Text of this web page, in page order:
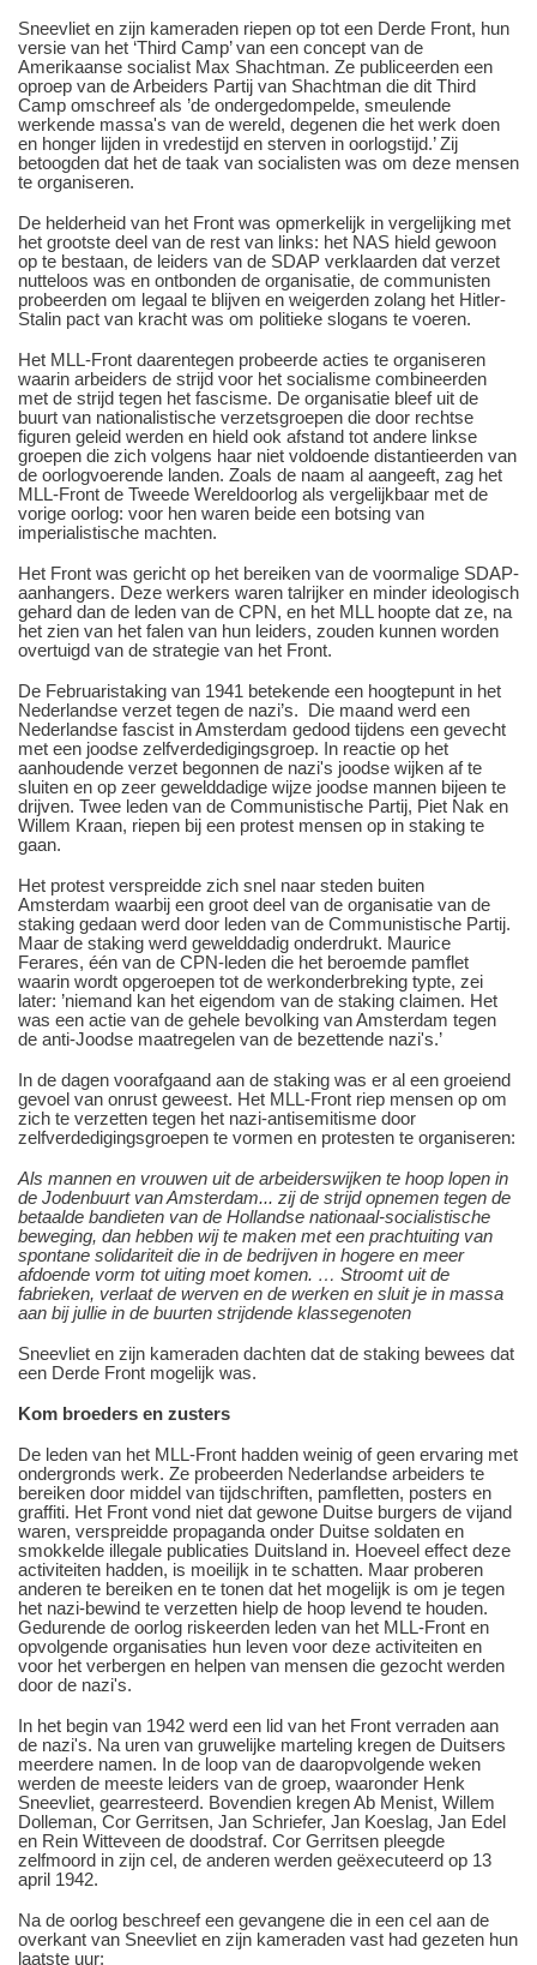
Sneevliet en zijn kameraden riepen op tot een Derde Front, hun
versie van het ‘Third Camp’ van een concept van de
Amerikaanse socialist Max Shachtman. Ze publiceerden een
oproep van de Arbeiders Partij van Shachtman die dit Third
Camp omschreef als ’de ondergedompelde, smeulende
werkende massa's van de wereld, degenen die het werk doen
en honger lijden in vredestijd en sterven in oorlogstijd.’ Zij
betoogden dat het de taak van socialisten was om deze mensen
te organiseren.
De helderheid van het Front was opmerkelijk in vergelijking met
het grootste deel van de rest van links: het NAS hield gewoon
op te bestaan, de leiders van de SDAP verklaarden dat verzet
nutteloos was en ontbonden de organisatie, de communisten
probeerden om legaal te blijven en weigerden zolang het Hitler-
Stalin pact van kracht was om politieke slogans te voeren.
Het MLL-Front daarentegen probeerde acties te organiseren
waarin arbeiders de strijd voor het socialisme combineerden
met de strijd tegen het fascisme. De organisatie bleef uit de
buurt van nationalistische verzetsgroepen die door rechtse
figuren geleid werden en hield ook afstand tot andere linkse
groepen die zich volgens haar niet voldoende distantieerden van
de oorlogvoerende landen. Zoals de naam al aangeeft, zag het
MLL-Front de Tweede Wereldoorlog als vergelijkbaar met de
vorige oorlog: voor hen waren beide een botsing van
imperialistische machten.
Het Front was gericht op het bereiken van de voormalige SDAP-
aanhangers. Deze werkers waren talrijker en minder ideologisch
gehard dan de leden van de CPN, en het MLL hoopte dat ze, na
het zien van het falen van hun leiders, zouden kunnen worden
overtuigd van de strategie van het Front.
De Februaristaking van 1941 betekende een hoogtepunt in het
Nederlandse verzet tegen de nazi’s. Die maand werd een
Nederlandse fascist in Amsterdam gedood tijdens een gevecht
met een joodse zelfverdedigingsgroep. In reactie op het
aanhoudende verzet begonnen de nazi's joodse wijken af te
sluiten en op zeer gewelddadige wijze joodse mannen bijeen te
drijven. Twee leden van de Communistische Partij, Piet Nak en
Willem Kraan, riepen bij een protest mensen op in staking te
gaan.
Het protest verspreidde zich snel naar steden buiten
Amsterdam waarbij een groot deel van de organisatie van de
staking gedaan werd door leden van de Communistische Partij.
Maar de staking werd gewelddadig onderdrukt. Maurice
Ferares, één van de CPN-leden die het beroemde pamflet
waarin wordt opgeroepen tot de werkonderbreking typte, zei
later: ’niemand kan het eigendom van de staking claimen. Het
was een actie van de gehele bevolking van Amsterdam tegen
de anti-Joodse maatregelen van de bezettende nazi's.’
In de dagen voorafgaand aan de staking was er al een groeiend
gevoel van onrust geweest. Het MLL-Front riep mensen op om
zich te verzetten tegen het nazi-antisemitisme door
zelfverdedigingsgroepen te vormen en protesten te organiseren:
Als mannen en vrouwen uit de arbeiderswijken te hoop lopen in
de Jodenbuurt van Amsterdam... zij de strijd opnemen tegen de
betaalde bandieten van de Hollandse nationaal-socialistische
beweging, dan hebben wij te maken met een prachtuiting van
spontane solidariteit die in de bedrijven in hogere en meer
afdoende vorm tot uiting moet komen. … Stroomt uit de
fabrieken, verlaat de werven en de werken en sluit je in massa
aan bij jullie in de buurten strijdende klassegenoten
Sneevliet en zijn kameraden dachten dat de staking bewees dat
een Derde Front mogelijk was.
Kom broeders en zusters
De leden van het MLL-Front hadden weinig of geen ervaring met
ondergronds werk. Ze probeerden Nederlandse arbeiders te
bereiken door middel van tijdschriften, pamfletten, posters en
graffiti. Het Front vond niet dat gewone Duitse burgers de vijand
waren, verspreidde propaganda onder Duitse soldaten en
smokkelde illegale publicaties Duitsland in. Hoeveel effect deze
activiteiten hadden, is moeilijk in te schatten. Maar proberen
anderen te bereiken en te tonen dat het mogelijk is om je tegen
het nazi-bewind te verzetten hielp de hoop levend te houden.
Gedurende de oorlog riskeerden leden van het MLL-Front en
opvolgende organisaties hun leven voor deze activiteiten en
voor het verbergen en helpen van mensen die gezocht werden
door de nazi's.
In het begin van 1942 werd een lid van het Front verraden aan
de nazi's. Na uren van gruwelijke marteling kregen de Duitsers
meerdere namen. In de loop van de daaropvolgende weken
werden de meeste leiders van de groep, waaronder Henk
Sneevliet, gearresteerd. Bovendien kregen Ab Menist, Willem
Dolleman, Cor Gerritsen, Jan Schriefer, Jan Koeslag, Jan Edel
en Rein Witteveen de doodstraf. Cor Gerritsen pleegde
zelfmoord in zijn cel, de anderen werden geëxecuteerd op 13
april 1942.
Na de oorlog beschreef een gevangene die in een cel aan de
overkant van Sneevliet en zijn kameraden vast had gezeten hun
laatste uur: